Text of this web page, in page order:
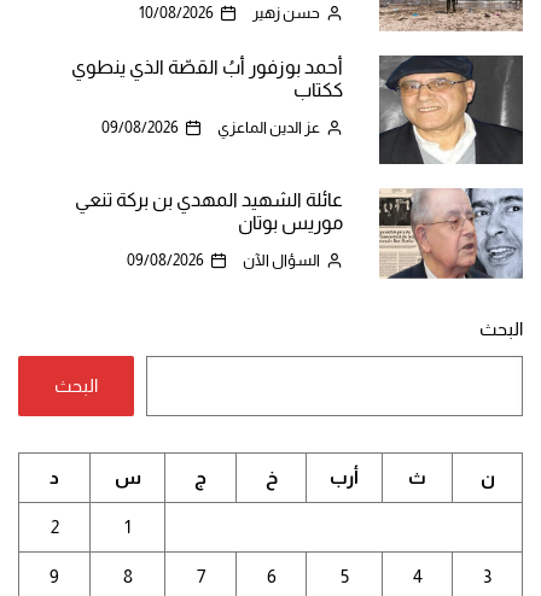
حسن زهير 10/08/2026
أحمد بوزفور أبُ القصّة الذي ينطوي
ككتاب
عز الدين الماعزي 09/08/2026
عائلة الشهيد المهدي بن بركة تنعي
موريس بوتان
السؤال الآن 09/08/2026
البحث
البحث
ن ث أرب خ ج س د
1
2
3
4
5
6
7
8
9